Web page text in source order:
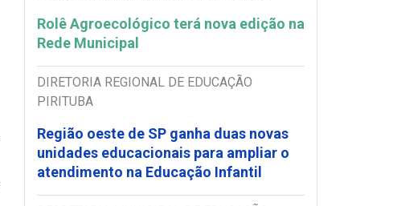
Rolê Agroecológico terá nova edição na
Rede Municipal
DIRETORIA REGIONAL DE EDUCAÇÃO
PIRITUBA
Região oeste de SP ganha duas novas
unidades educacionais para ampliar o
atendimento na Educação Infantil